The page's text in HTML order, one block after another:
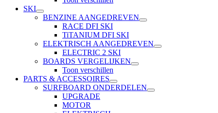
SKI
BENZINE AANGEDREVEN
RACE DFI SKI
TiTANIUM DFI SKI
ELEKTRISCH AANGEDREVEN
ELECTRIC 2 SKI
BOARDS VERGELIJKEN
Toon verschillen
PARTS & ACCESSOIRES
SURFBOARD ONDERDELEN
UPGRADE
MOTOR